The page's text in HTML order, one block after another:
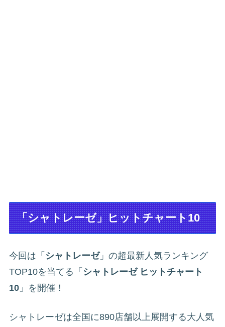
「シャトレーゼ」ヒットチャート10
今回は「 シャトレーゼ」の超最新人気ランキング
TOP10を当てる「 シャトレーゼ ヒットチャート
10 」を開催！
シャトレーゼは全国に890店舗以上展開する大人気